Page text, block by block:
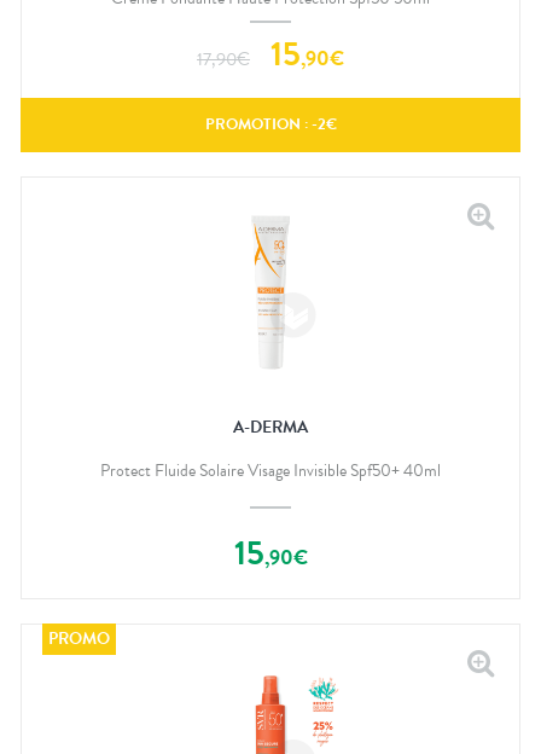
17,90€ 15,90€
PROMOTION : -2€
A-DERMA
Protect Fluide Solaire Visage Invisible Spf50+ 40ml
15,90€